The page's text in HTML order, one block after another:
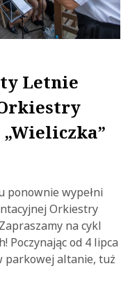
Letnie
ponownie wypełni
Orkiestry
na cykl
Poczynając od 4 lipca
parkowej altanie, tuż